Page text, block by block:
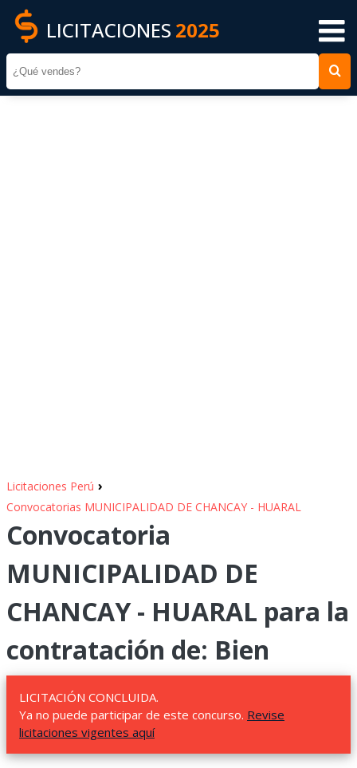
LICITACIONES 2025
Licitaciones Perú ›
Convocatorias MUNICIPALIDAD DE CHANCAY - HUARAL
Convocatoria
MUNICIPALIDAD DE
CHANCAY - HUARAL para la
contratación de: Bien
LICITACIÓN CONCLUIDA.
Ya no puede participar de este concurso. Revise
licitaciones vigentes aquí